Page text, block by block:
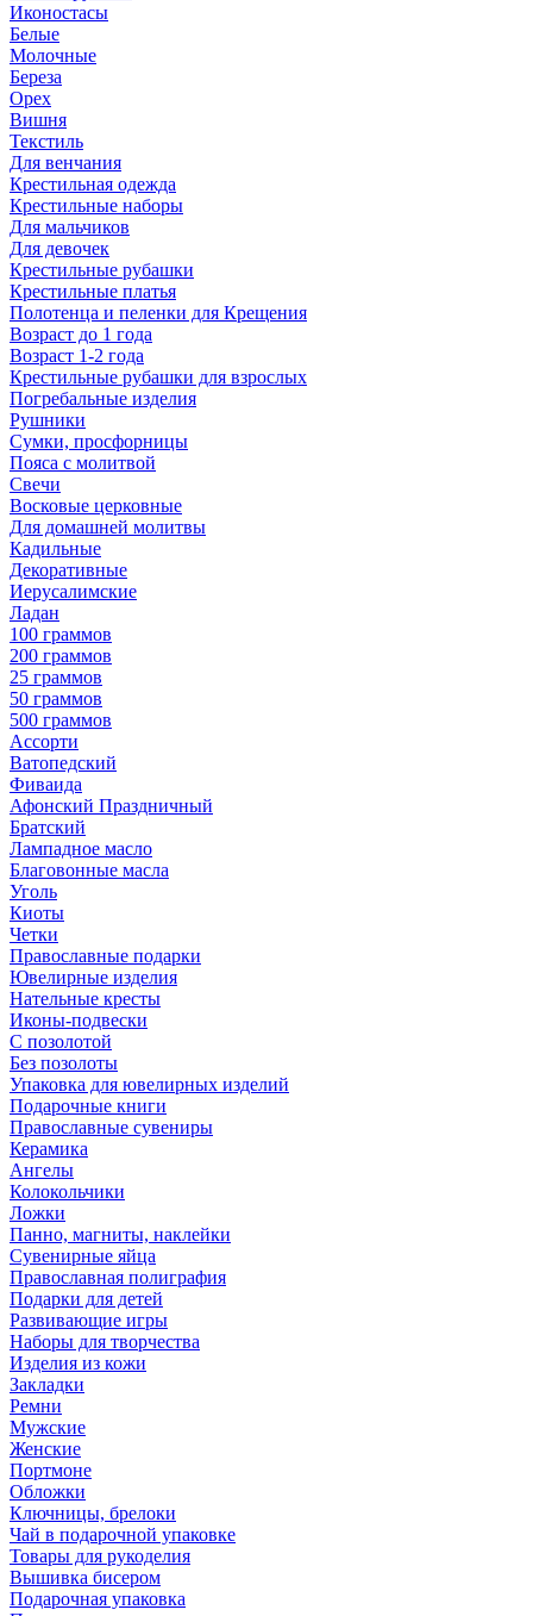
Иконостасы
Белые
Молочные
Береза
Орех
Вишня
Текстиль
Для венчания
Крестильная одежда
Крестильные наборы
Для мальчиков
Для девочек
Крестильные рубашки
Крестильные платья
Полотенца и пеленки для Крещения
Возраст до 1 года
Возраст 1-2 года
Крестильные рубашки для взрослых
Погребальные изделия
Рушники
Сумки, просфорницы
Пояса с молитвой
Свечи
Восковые церковные
Для домашней молитвы
Кадильные
Декоративные
Иерусалимские
Ладан
100 граммов
200 граммов
25 граммов
50 граммов
500 граммов
Ассорти
Ватопедский
Фиваида
Афонский Праздничный
Братский
Лампадное масло
Благовонные масла
Уголь
Киоты
Четки
Православные подарки
Ювелирные изделия
Нательные кресты
Иконы-подвески
С позолотой
Без позолоты
Упаковка для ювелирных изделий
Подарочные книги
Православные сувениры
Керамика
Ангелы
Колокольчики
Ложки
Панно, магниты, наклейки
Сувенирные яйца
Православная полиграфия
Подарки для детей
Развивающие игры
Наборы для творчества
Изделия из кожи
Закладки
Ремни
Мужские
Женские
Портмоне
Обложки
Ключницы, брелоки
Чай в подарочной упаковке
Товары для рукоделия
Вышивка бисером
Подарочная упаковка